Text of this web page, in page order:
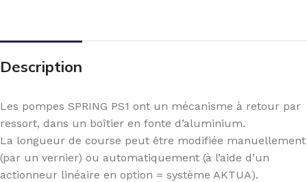
Description
Les pompes SPRING PS1 ont un mécanisme à retour par
ressort, dans un boîtier en fonte d’aluminium.
La longueur de course peut être modifiée manuellement
(par un vernier) ou automatiquement (à l’aide d’un
actionneur linéaire en option = système AKTUA).